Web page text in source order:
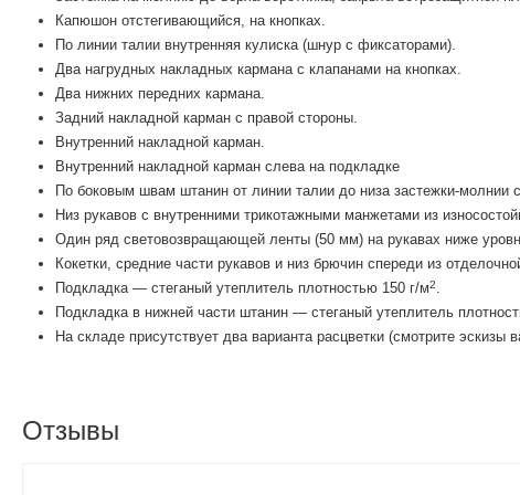
Капюшон отстегивающийся, на кнопках.
По линии талии внутренняя кулиска (шнур с фиксаторами).
Два нагрудных накладных кармана с клапанами на кнопках.
Два нижних передних кармана.
Задний накладной карман с правой стороны.
Внутренний накладной карман.
Внутренний накладной карман слева на подкладке
По боковым швам штанин от линии талии до низа застежки-
Низ рукавов с внутренними трикотажными манжетами из
Один ряд световозвращающей ленты (50 мм) на рукавах ниже
Кокетки, средние части рукавов и низ брючин спереди из
Подкладка — стеганый утеплитель плотностью 150 г/м2.
Подкладка в нижней части штанин — стеганый утеплитель
На складе присутствует два варианта расцветки (смотрите
Отзывы